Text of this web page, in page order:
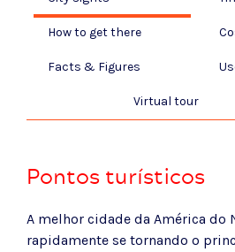
How to get there
Facts & Figures
Virtual tour
Pontos turísticos
A melhor cidade da América ​​do
rapidamente se tornando o